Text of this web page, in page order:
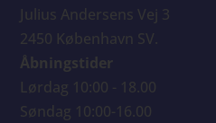
Julius Andersens Vej 3
2450 København SV.
Åbningstider
Lørdag 10:00 - 18.00
Søndag 10:00-16.00